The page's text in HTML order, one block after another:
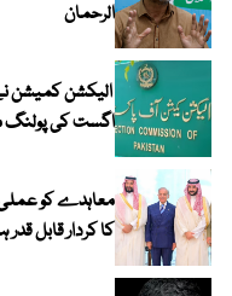
الرحمان
اگست کی پولنگ
معاہدے کو
کا کردار قابل